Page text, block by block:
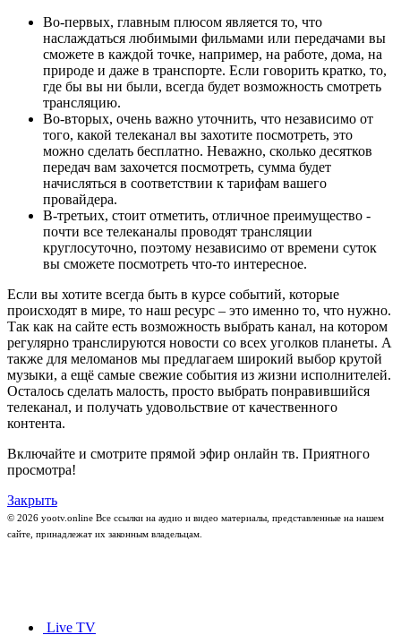
Во-первых, главным плюсом является то, что
наслаждаться любимыми фильмами или передачами вы
сможете в каждой точке, например, на работе, дома, на
природе и даже в транспорте. Если говорить кратко, то,
где бы вы ни были, всегда будет возможность смотреть
трансляцию.
Во-вторых, очень важно уточнить, что независимо от
того, какой телеканал вы захотите посмотреть, это
можно сделать бесплатно. Неважно, сколько десятков
передач вам захочется посмотреть, сумма будет
начисляться в соответствии к тарифам вашего
провайдера.
В-третьих, стоит отметить, отличное преимущество -
почти все телеканалы проводят трансляции
круглосуточно, поэтому независимо от времени суток
вы сможете посмотреть что-то интересное.
Если вы хотите всегда быть в курсе событий, которые
происходят в мире, то наш ресурс – это именно то, что нужно.
Так как на сайте есть возможность выбрать канал, на котором
регулярно транслируются новости со всех уголков планеты. А
также для меломанов мы предлагаем широкий выбор крутой
музыки, а ещё самые свежие события из жизни исполнителей.
Осталось сделать малость, просто выбрать понравившийся
телеканал, и получать удовольствие от качественного
контента.
Включайте и смотрите прямой эфир онлайн тв. Приятного
просмотра!
Закрыть
© 2026 yootv.online Все ссылки на аудио и видео материалы, представленные на нашем
сайте, принадлежат их законным владельцам.
Live TV